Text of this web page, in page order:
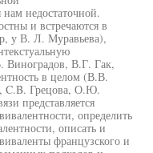
нам недостаточной.
и встречаются в
у В. Л. Муравьева),
Виноградов, В.Г. Гак,
в целом (В.В.
C.B. Грецова, О.Ю.
представляется
определить
описать и
французского и